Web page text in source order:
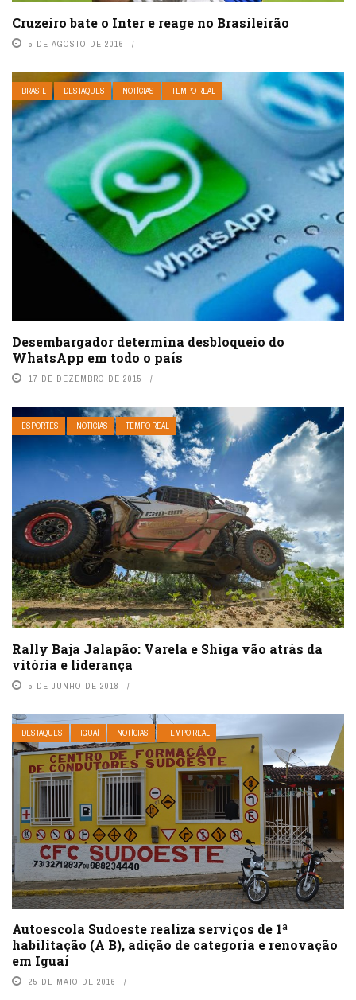
Cruzeiro bate o Inter e reage no Brasileirão
5 DE AGOSTO DE 2016
BRASIL DESTAQUES NOTÍCIAS TEMPO REAL
Desembargador determina desbloqueio do
WhatsApp em todo o país
17 DE DEZEMBRO DE 2015
ESPORTES NOTÍCIAS TEMPO REAL
Rally Baja Jalapão: Varela e Shiga vão atrás da
vitória e liderança
5 DE JUNHO DE 2018
DESTAQUES IGUAÍ NOTÍCIAS TEMPO REAL
Autoescola Sudoeste realiza serviços de 1ª
habilitação (A B), adição de categoria e renovação
em Iguaí
25 DE MAIO DE 2016